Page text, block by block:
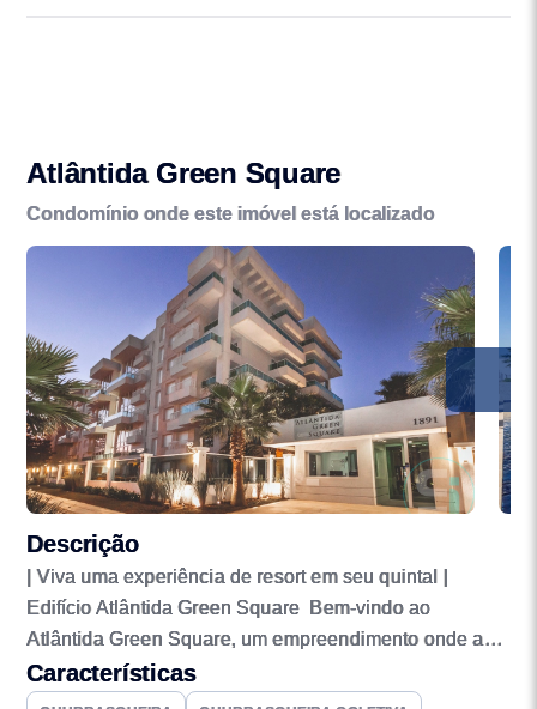
Atlântida Green Square
Condomínio onde este imóvel está localizado
Descrição
| Viva uma experiência de resort em seu quintal |
Edifício Atlântida Green Square Bem-vindo ao
Atlântida Green Square, um empreendimento onde a
sofisticação encontra o conforto, trazendo a você a
melhor experiência de moradia no Bairro Atlântida, a
Características